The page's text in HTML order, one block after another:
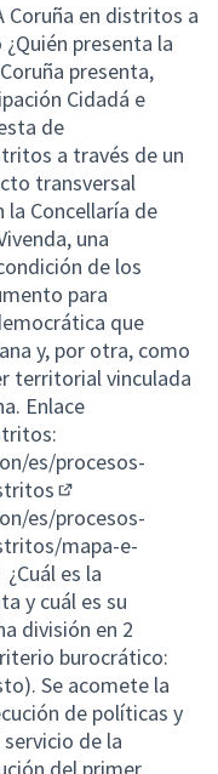
Coruña en distritos a
presenta la
presenta,
Cidadá e
de
a través de un
transversal
Concellaría de
una
de los
para
que
y, por otra, como
territorial vinculada
Enlace
es/procesos-
(External link)
es/procesos-
mapa-e-
link)
¿Cuál es la
y cuál es su
división en 2
burocrático:
Se acomete la
de políticas y
de la